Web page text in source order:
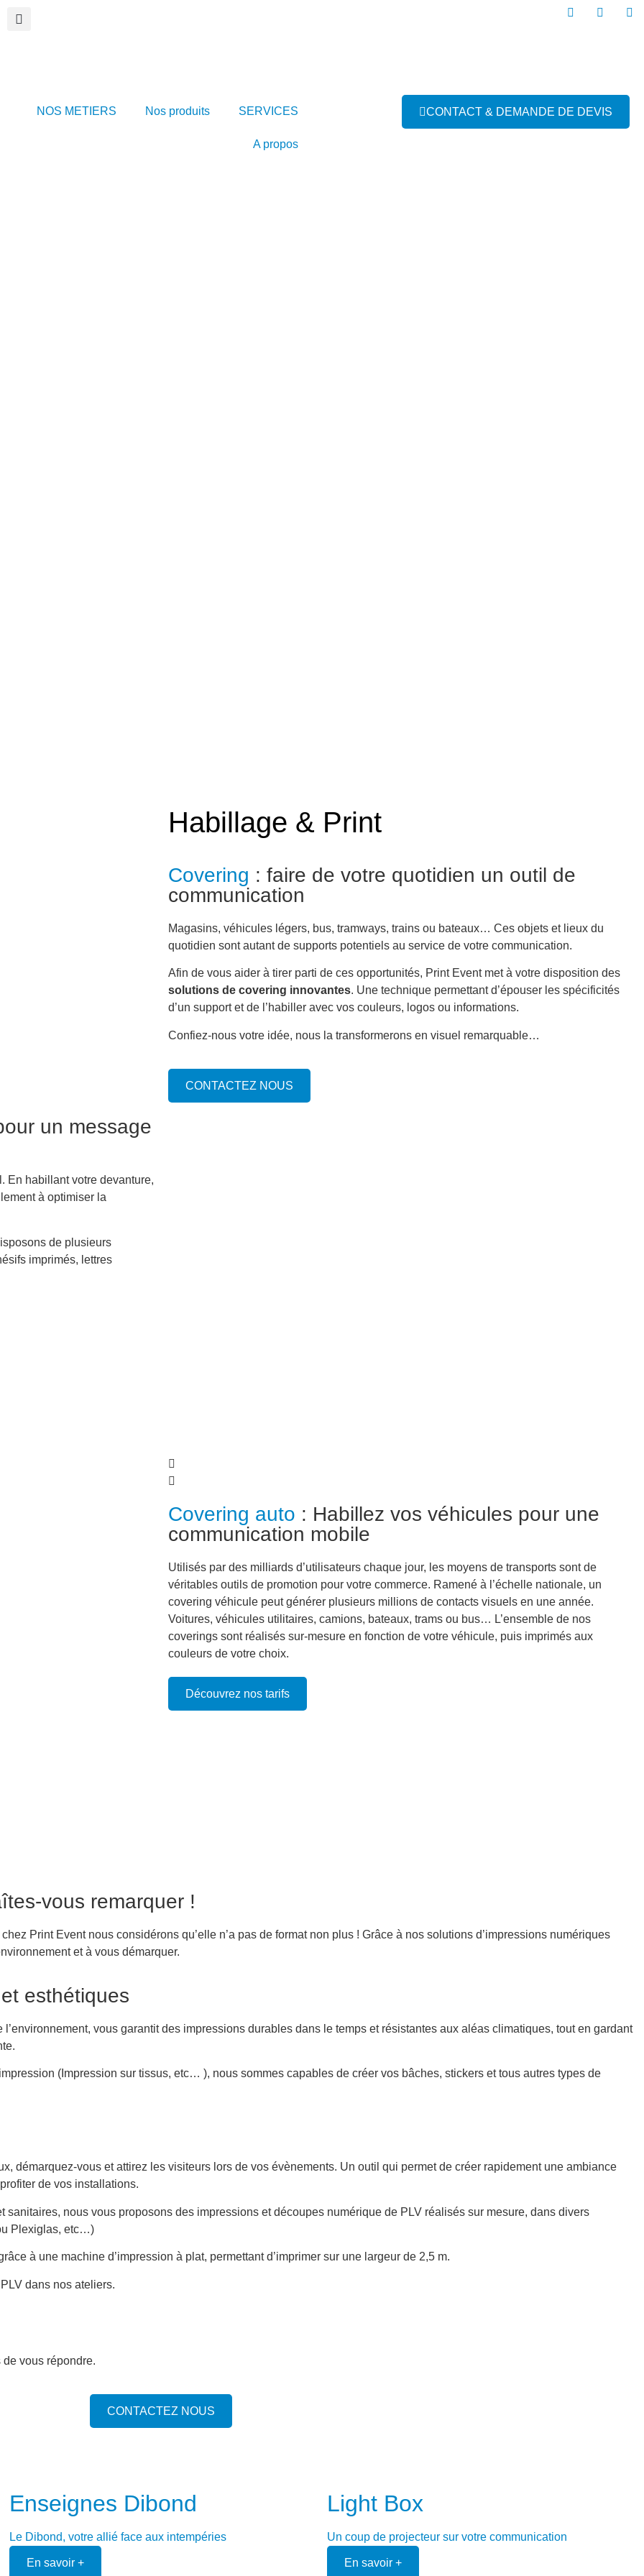
NOS METIERS Nos produits SERVICES
A propos
CONTACT & DEMANDE DE DEVIS
Habillage & Print
Covering : faire de votre quotidien un outil de
communication
Magasins, véhicules légers, bus, tramways, trains ou bateaux… Ces objets et lieux du
quotidien sont autant de supports potentiels au service de votre communication.
Afin de vous aider à tirer parti de ces opportunités, Print Event met à votre disposition des
solutions de covering innovantes. Une technique permettant d’épouser les spécificités
d’un support et de l’habiller avec vos couleurs, logos ou informations.
Confiez-nous votre idée, nous la transformerons en visuel remarquable…
CONTACTEZ NOUS
un message
En habillant votre devanture,
à optimiser la
de plusieurs
imprimés, lettres
Covering auto : Habillez vos véhicules pour une
communication mobile
Utilisés par des milliards d’utilisateurs chaque jour, les moyens de transports sont de
véritables outils de promotion pour votre commerce. Ramené à l’échelle nationale, un
covering véhicule peut générer plusieurs millions de contacts visuels en une année.
Voitures, véhicules utilitaires, camions, bateaux, trams ou bus… L’ensemble de nos
coverings sont réalisés sur-mesure en fonction de votre véhicule, puis imprimés aux
couleurs de votre choix.
Découvrez nos tarifs
vous remarquer !
Print Event nous considérons qu’elle n’a pas de format non plus ! Grâce à nos solutions d’impressions numériques
et à vous démarquer.
esthétiques
l’environnement, vous garantit des impressions durables dans le temps et résistantes aux aléas climatiques, tout en gardant
(Impression sur tissus, etc… ), nous sommes capables de créer vos bâches, stickers et tous autres types de
démarquez-vous et attirez les visiteurs lors de vos évènements. Un outil qui permet de créer rapidement une ambiance
de vos installations.
nous vous proposons des impressions et découpes numérique de PLV réalisés sur mesure, dans divers
Plexiglas, etc…)
à une machine d’impression à plat, permettant d’imprimer sur une largeur de 2,5 m.
dans nos ateliers.
de vous répondre.
CONTACTEZ NOUS
Enseignes Dibond
Le Dibond, votre allié face aux intempéries
En savoir +
Light Box
Un coup de projecteur sur votre communication
En savoir +